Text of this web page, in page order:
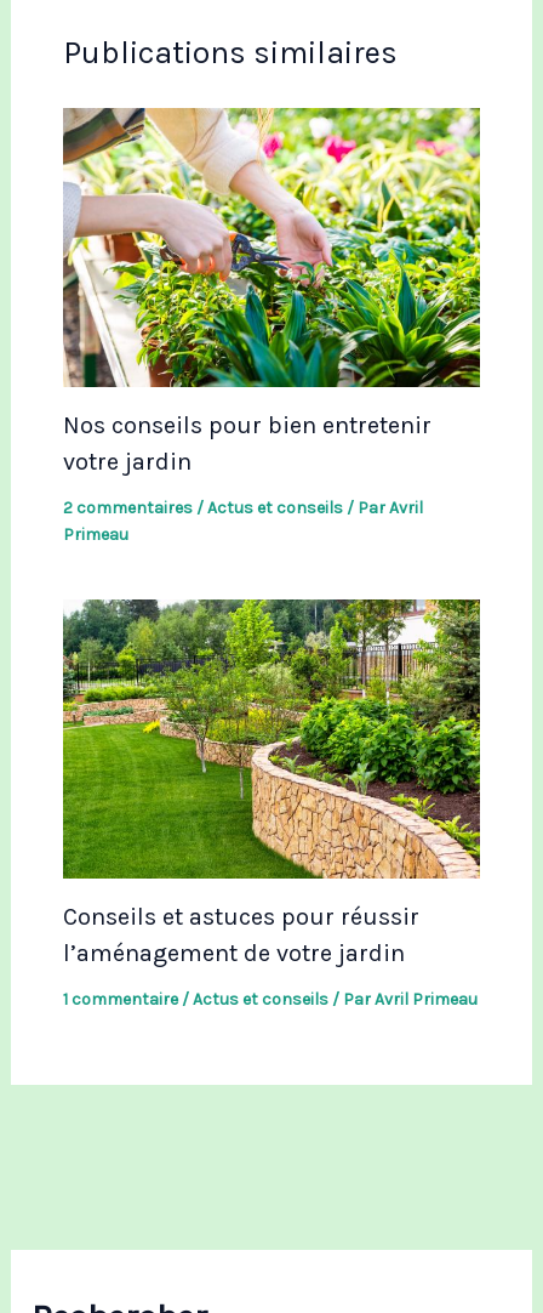
Publications similaires
Nos conseils pour bien entretenir
votre jardin
2 commentaires /Actus et conseils/ ParAvril
Primeau
Conseils et astuces pour réussir
l’aménagement de votre jardin
1 commentaire /Actus et conseils/ ParAvril Primeau